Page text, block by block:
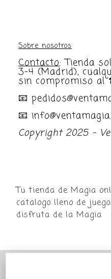
Sobre nosotros
Contacto: Tienda
3-4 (Madrid),
sin compromiso
📧
📧
Copyright 2025 -
Tu tienda de Magia
catalogo lleno de
disfruta de la Magia